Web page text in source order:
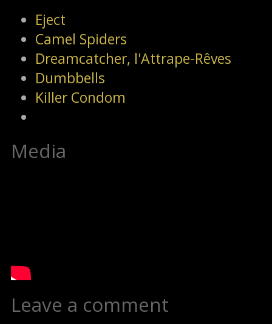
Eject
Camel Spiders
Dreamcatcher, l'Attrape-Rêves
Dumbbells
Killer Condom
Media
Leave a comment